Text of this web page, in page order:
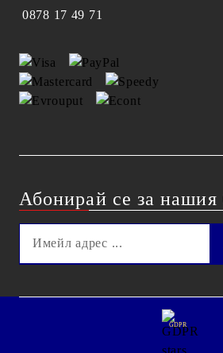
0878 17 49 71
Абонирай се за нашия
GDPR